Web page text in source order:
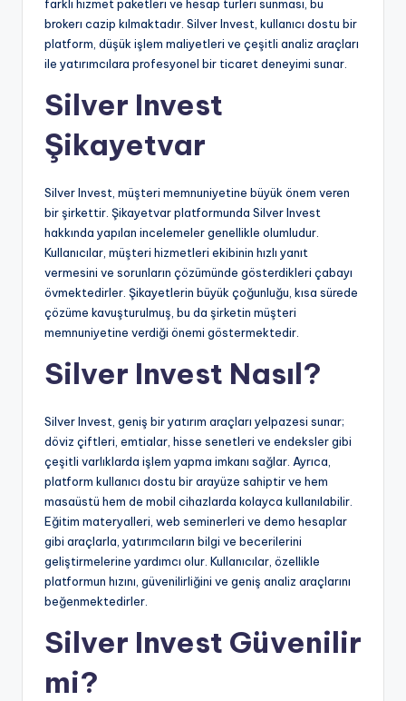
farklı hizmet paketleri ve hesap türleri sunması, bu
brokerı cazip kılmaktadır. Silver Invest, kullanıcı dostu bir
platform, düşük işlem maliyetleri ve çeşitli analiz araçları
ile yatırımcılara profesyonel bir ticaret deneyimi sunar.
Silver Invest
Şikayetvar
Silver Invest, müşteri memnuniyetine büyük önem veren
bir şirkettir. Şikayetvar platformunda Silver Invest
hakkında yapılan incelemeler genellikle olumludur.
Kullanıcılar, müşteri hizmetleri ekibinin hızlı yanıt
vermesini ve sorunların çözümünde gösterdikleri çabayı
övmektedirler. Şikayetlerin büyük çoğunluğu, kısa sürede
çözüme kavuşturulmuş, bu da şirketin müşteri
memnuniyetine verdiği önemi göstermektedir.
Silver Invest Nasıl?
Silver Invest, geniş bir yatırım araçları yelpazesi sunar;
döviz çiftleri, emtialar, hisse senetleri ve endeksler gibi
çeşitli varlıklarda işlem yapma imkanı sağlar. Ayrıca,
platform kullanıcı dostu bir arayüze sahiptir ve hem
masaüstü hem de mobil cihazlarda kolayca kullanılabilir.
Eğitim materyalleri, web seminerleri ve demo hesaplar
gibi araçlarla, yatırımcıların bilgi ve becerilerini
geliştirmelerine yardımcı olur. Kullanıcılar, özellikle
platformun hızını, güvenilirliğini ve geniş analiz araçlarını
beğenmektedirler.
Silver Invest Güvenilir
mi?